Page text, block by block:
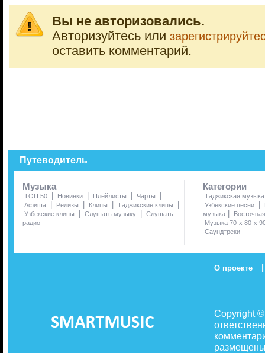
Вы не авторизовались.
Авторизуйтесь или
оставить комментарий.
Путеводитель
Музыка
ТОП 50 | Новинки | Плейлисты | Чарты |
Афиша | Релизы | Клипы | Таджикские клипы |
Узбекские клипы | Слушать музыку | Слушать
радио
Категории
Таджикская музыка
Узбекские песни
|
музыка |
Музыка 70-х 80-х
Саундтреки
О проекте |
Copyright
размещены